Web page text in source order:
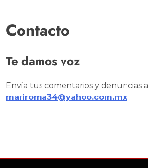
Contacto
Te damos voz
Envía tus comentarios y denuncias a
mariroma34@yahoo.com.mx